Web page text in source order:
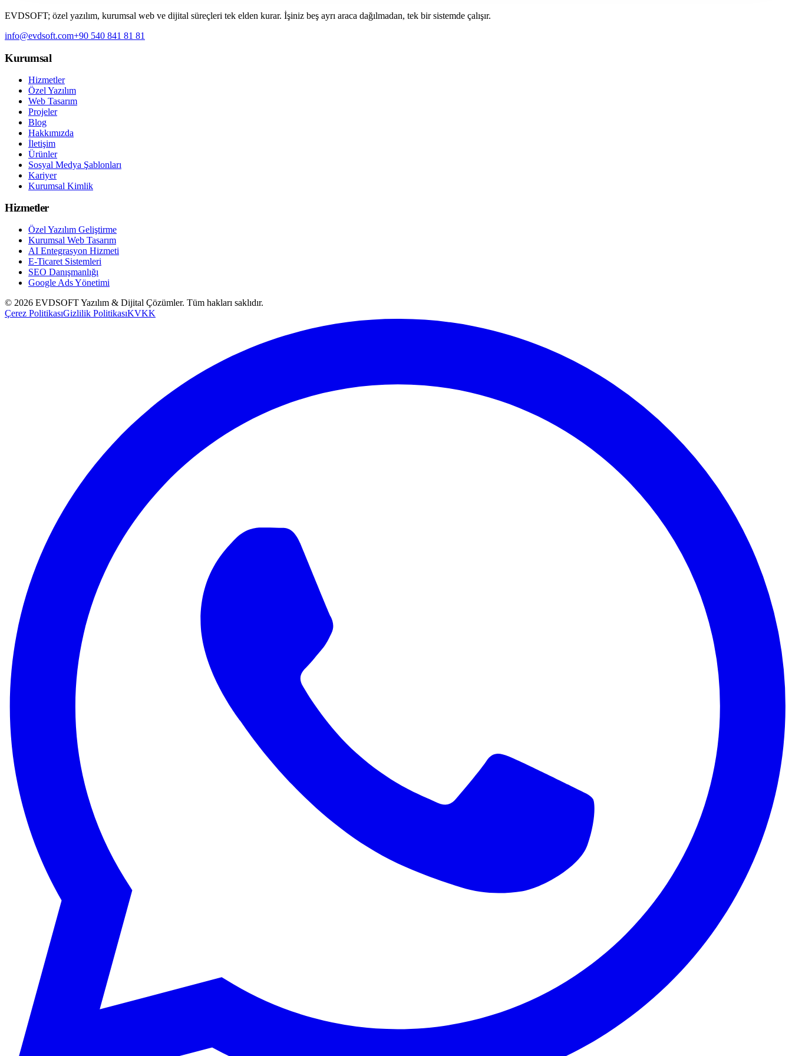
EVDSOFT; özel yazılım, kurumsal web ve dijital süreçleri tek elden kurar. İşiniz beş ayrı araca dağılmadan, tek bir sistemde çalışır.
info@evdsoft.com+90 540 841 81 81
Kurumsal
Hizmetler
Özel Yazılım
Web Tasarım
Projeler
Blog
Hakkımızda
İletişim
Ürünler
Sosyal Medya Şablonları
Kariyer
Kurumsal Kimlik
Hizmetler
Özel Yazılım Geliştirme
Kurumsal Web Tasarım
AI Entegrasyon Hizmeti
E-Ticaret Sistemleri
SEO Danışmanlığı
Google Ads Yönetimi
© 2026 EVDSOFT Yazılım & Dijital Çözümler. Tüm hakları saklıdır.
Çerez PolitikasıGizlilik PolitikasıKVKK